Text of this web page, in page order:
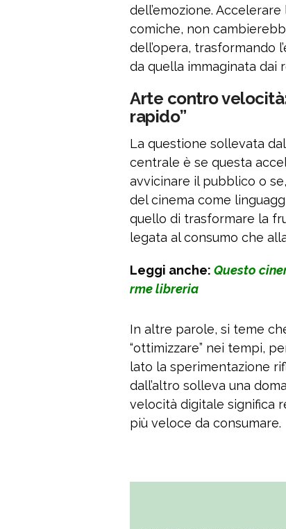
dell’emozione.
comiche, non
dell’opera, trasformando
da quella immaginata dai
Arte contro
rapido”
La questione sollevata
centrale è se questa
avvicinare il pubblico o
del cinema come
quello di trasformare la
legata al consumo che
Leggi anche: Questo
rme libreria
In altre parole, si teme
“ottimizzare” nei tempi,
lato la sperimentazione
dall’altro solleva una
velocità digitale significa
più veloce da consumare.